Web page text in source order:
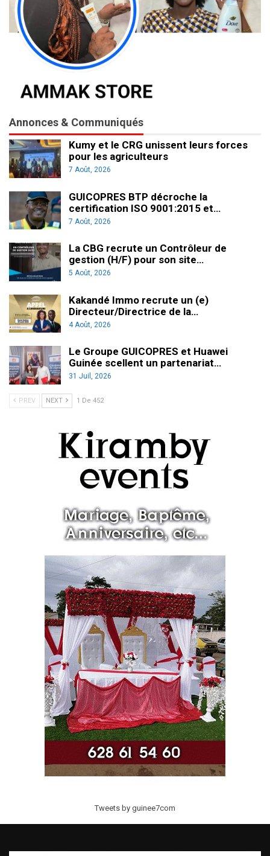
Annonces & Communiqués
Kumy et le CRG unissent leurs forces
pour les agriculteurs
7 Août, 2026
GUICOPRES BTP décroche la
certification ISO 9001:2015 et…
7 Août, 2026
La CBG recrute un Contrôleur de
gestion (H/F) pour son site…
5 Août, 2026
Kakandé Immo recrute un (e)
Directeur/Directrice de la…
4 Août, 2026
Le Groupe GUICOPRES et Huawei
Guinée scellent un partenariat…
31 Juil, 2026
PREV NEXT 1 De 452
Tweets by guinee7com